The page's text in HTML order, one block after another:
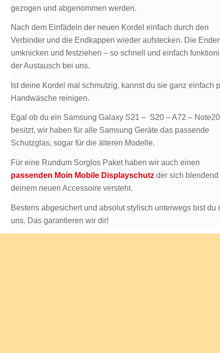
gezogen und abgenommen werden.
Nach dem Einfädeln der neuen Kordel einfach durch den
Verbinder und die Endkappen wieder aufstecken. Die
umknicken und festziehen – so schnell und einfach
der Austausch bei uns.
Ist deine Kordel mal schmutzig, kannst du sie ganz einfach
Handwäsche reinigen.
Egal ob du ein Samsung Galaxy S21 – S20 – A72 – Note20
besitzt, wir haben für alle Samsung Geräte das passende
Schutzglas, sogar für die älteren Modelle.
Für eine Rundum Sorglos Paket haben wir auch einen
passenden Moin Mobile Displayschutz der sich blendend
deinem neuen Accessoire versteht.
Bestens abgesichert und absolut stylisch unterwegs bist du
uns. Das garantieren wir dir!